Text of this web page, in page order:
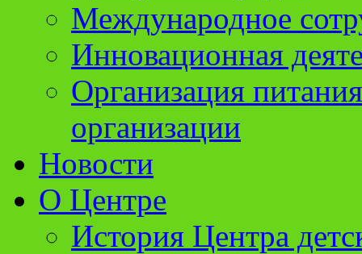
Международное
Инновационная
Организация
организации
Новости
О Центре
История Центра